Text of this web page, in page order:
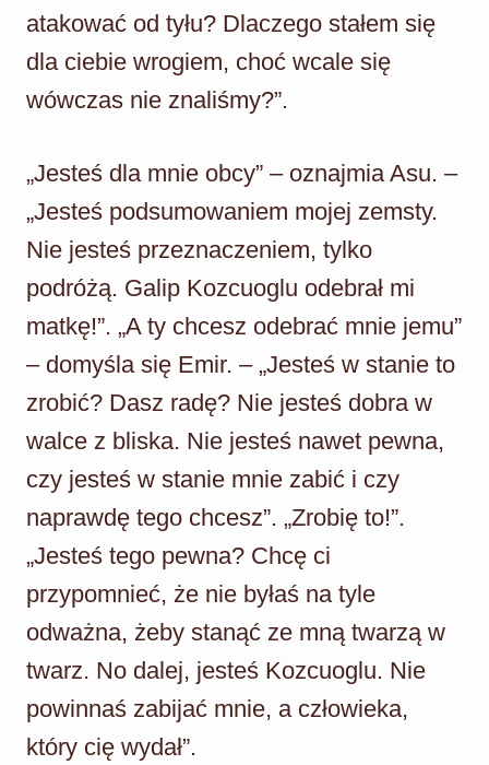
atakować od tyłu? Dlaczego stałem się
dla ciebie wrogiem, choć wcale się
wówczas nie znaliśmy?”.
„Jesteś dla mnie obcy” – oznajmia Asu. –
„Jesteś podsumowaniem mojej zemsty.
Nie jesteś przeznaczeniem, tylko
podróżą. Galip Kozcuoglu odebrał mi
matkę!”. „A ty chcesz odebrać mnie jemu”
– domyśla się Emir. – „Jesteś w stanie to
zrobić? Dasz radę? Nie jesteś dobra w
walce z bliska. Nie jesteś nawet pewna,
czy jesteś w stanie mnie zabić i czy
naprawdę tego chcesz”. „Zrobię to!”.
„Jesteś tego pewna? Chcę ci
przypomnieć, że nie byłaś na tyle
odważna, żeby stanąć ze mną twarzą w
twarz. No dalej, jesteś Kozcuoglu. Nie
powinnaś zabijać mnie, a człowieka,
który cię wydał”.